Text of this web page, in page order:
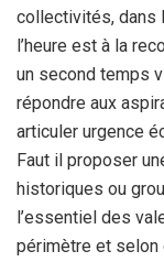
collectivités, dans
l’heure est à la
un second temps
répondre aux
articuler urgence
Faut il proposer
historiques ou
l’essentiel des
périmètre et selon